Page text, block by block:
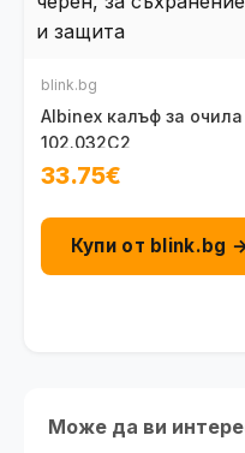
blink.bg
Albinex калъф за очила
102.032C2
33.75€
Купи от blink.bg
Може да ви